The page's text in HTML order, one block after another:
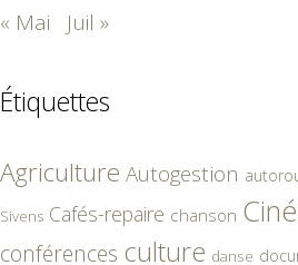
« Mai Juil »
Étiquettes
Agriculture Autogestion
Sivens Cafés-repaire chanson
conférences culture danse